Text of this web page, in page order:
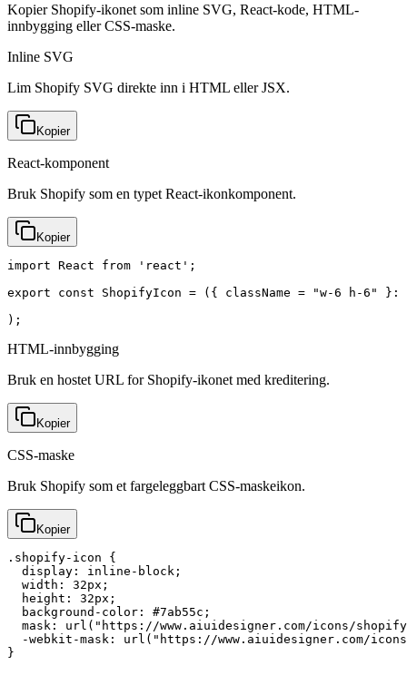
Kopier Shopify-ikonet som inline SVG, React-kode, HTML-
innbygging eller CSS-maske.
Inline SVG
Lim Shopify SVG direkte inn i HTML eller JSX.
Kopier
React-komponent
Bruk Shopify som en typet React-ikonkomponent.
Kopier
import React from 'react';
export const ShopifyIcon = ({ className = "w-6 h-6"
);
HTML-innbygging
Bruk en hostet URL for Shopify-ikonet med kreditering.
Kopier
CSS-maske
Bruk Shopify som et fargeleggbart CSS-maskeikon.
Kopier
.shopify-icon {
  display: inline-block;
  width: 32px;
  height: 32px;
  background-color: #7ab55c;
mask: url("https://www.aiuidesigner.com/icons/
-webkit-mask: url("https://www.aiuidesigner.com/
}